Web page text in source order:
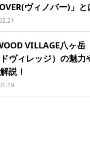
ヴィノバー)」と
VILLAGE八ヶ岳
ヴィレッジ）の魅力
説！